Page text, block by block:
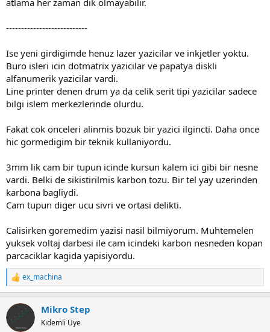
---------------------------
Ise yeni girdigimde henuz lazer yazicilar ve inkjetler yoktu.
Buro isleri icin dotmatrix yazicilar ve papatya diskli
alfanumerik yazicilar vardi.
Line printer denen drum ya da celik serit tipi yazicilar sadece
bilgi islem merkezlerinde olurdu.
Fakat cok onceleri alinmis bozuk bir yazici ilgincti. Daha once
hic gormedigim bir teknik kullaniyordu.
3mm lik cam bir tupun icinde kursun kalem ici gibi bir nesne
vardi. Belki de sikistirilmis karbon tozu. Bir tel yay uzerinden
karbona bagliydi.
Cam tupun diger ucu sivri ve ortasi delikti.
Calisirken goremedim yazisi nasil bilmiyorum. Muhtemelen
yuksek voltaj darbesi ile cam icindeki karbon nesneden kopan
parcaciklar kagida yapisiyordu.
R
e
c
t
i
ex_machina
Mikro Step
Kıdemli Üye